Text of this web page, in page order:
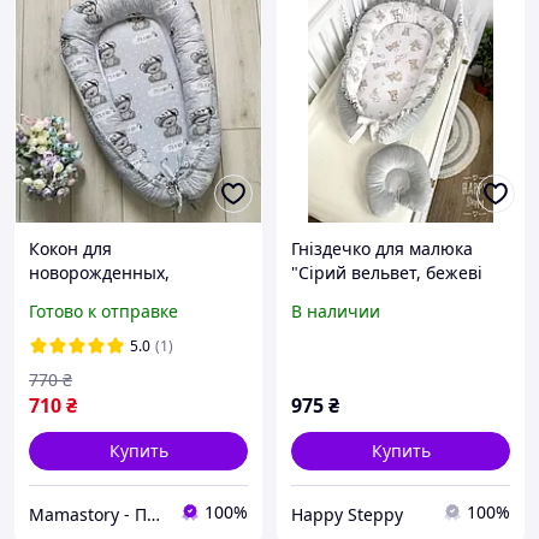
Кокон для
новорожденных,
для малыша +
Ортопедическая подушка
в подарок!
Готово к отправке
5.0 (1)
710₴
770 ₴
Купить
Mamastory - Подушки для беременных, конверты, коконы для новооожденных 100%
Гніздечко для малюка
"Сірий вельвет, бежеві
подушечка
В наличии
975₴
Купить
Happy Steppy 100%